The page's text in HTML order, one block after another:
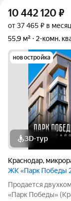
10 442 120 ₽
от 37 465 ₽ в месяц
55,9 м²
2-комн.
новостройка
3D-тур
Краснодар,
ЖК «Парк Победы
Продается
«Парк Победы»